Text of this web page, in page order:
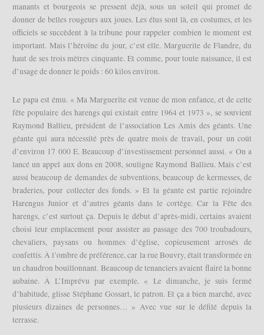
manants et bourgeois se pressent déjà, sous un soleil qui promet de
donner de belles rougeurs aux joues. Les élus sont là, en costumes, et les
officiels se succèdent à la tribune pour rappeler combien le moment est
important. Mais l’héroïne du jour, c’est elle. Marguerite de Flandre, du
haut de ses trois mètres cinquante. Et comme, pour toute naissance, il est
d’usage de donner le poids : 60 kilos environ.
Le papa est ému. « Ma Marguerite est venue de mon enfance, et de cette
fête populaire des harengs qui existait entre 1964 et 1973 », se souvient
Raymond Ballieu, président de l’association Les Amis des géants. Une
géante qui aura nécessité près de quatre mois de travail, pour un coût
d’environ 17 000 E. Beaucoup d’investissement personnel aussi. « On a
lancé un appel aux dons en 2008, souligne Raymond Ballieu. Mais c’est
aussi beaucoup de demandes de subventions, beaucoup de kermesses, de
braderies, pour collecter des fonds. » Et la géante est partie rejoindre
Harengus Junior et d’autres géants dans le cortège. Car la Fête des
harengs, c’est surtout ça. Depuis le début d’après-midi, certains avaient
choisi leur emplacement pour assister au passage des 700 troubadours,
chevaliers, paysans ou hommes d’église, copieusement arrosés de
confettis. À l’ombre de préférence, car la rue Bouvry, était transformée en
un chaudron bouillonnant. Beaucoup de tenanciers avaient flairé la bonne
aubaine. À L’Imprévu par exemple. « Le dimanche, je suis fermé
d’habitude, glisse Stéphane Gossart, le patron. Et ça a bien marché, avec
plusieurs dizaines de personnes… » Avec vue sur le défilé depuis la
terrasse.